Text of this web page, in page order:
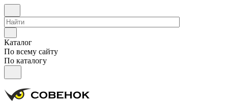
Каталог
По всему сайту
По каталогу